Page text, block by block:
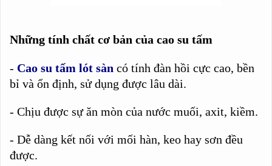
Những tính chất cơ bản của cao su tấm
- Cao su tấm lót sàn có tính đàn hồi cực cao, bền
bỉ và ổn định, sử dụng được lâu dài.
- Chịu được sự ăn mòn của nước muối, axit, kiềm.
- Dễ dàng kết nối với mối hàn, keo hay sơn đều
được.